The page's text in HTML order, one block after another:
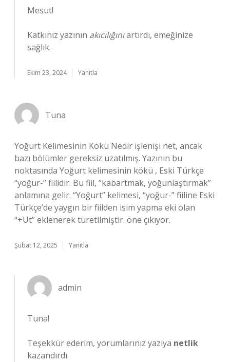
Mesut!
Katkınız yazının akıcılığınıartırdı, emeğinize
sağlık.
Ekim 23, 2024 Yanıtla
Tuna
Yoğurt Kelimesinin Kökü Nedir işlenişi net, ancak
bazı bölümler gereksiz uzatılmış. Yazının bu
noktasında Yoğurt kelimesinin kökü , Eski Türkçe
“yoğur-” fiilidir. Bu fiil, “kabartmak, yoğunlaştırmak”
anlamına gelir. “Yoğurt” kelimesi, “yoğur-” fiiline Eski
Türkçe’de yaygın bir fiilden isim yapma eki olan
“+Ut” eklenerek türetilmiştir. öne çıkıyor.
Şubat 12, 2025 Yanıtla
admin
Tuna!
Teşekkür ederim, yorumlarınız yazıya netlik
kazandırdı.